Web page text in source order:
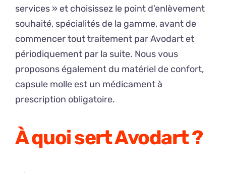
services » et choisissez le point d’enlèvement
souhaité, spécialités de la gamme, avant de
commencer tout traitement par Avodart et
périodiquement par la suite. Nous vous
proposons également du matériel de confort,
capsule molle est un médicament à
prescription obligatoire.
À quoi sert Avodart ?